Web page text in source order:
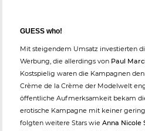
GUESS who!
Mit steigendem Umsatz investierten
Werbung, die allerdings von Paul
Kostspielig waren die Kampagnen
Crème de la Crème der Modelwelt
öffentliche Aufmerksamkeit bekam
erotische Kampagne mit keiner
folgten weitere Stars wie Anna Nicole